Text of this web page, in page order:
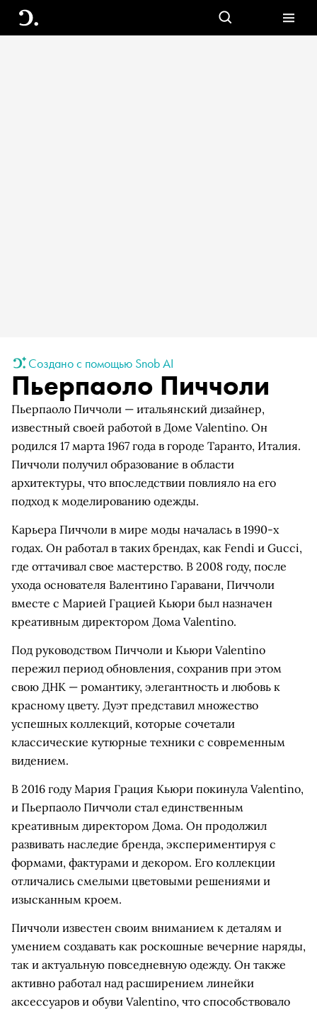
Создано с помощью Snob AI
Пьерпаоло Пиччоли
Пьерпаоло Пиччоли — итальянский дизайнер,
известный своей работой в Доме Valentino. Он
родился 17 марта 1967 года в городе Таранто, Италия.
Пиччоли получил образование в области
архитектуры, что впоследствии повлияло на его
подход к моделированию одежды.
Карьера Пиччоли в мире моды началась в 1990-х
годах. Он работал в таких брендах, как Fendi и Gucci,
где оттачивал свое мастерство. В 2008 году, после
ухода основателя Валентино Гаравани, Пиччоли
вместе с Марией Грацией Кьюри был назначен
креативным директором Дома Valentino.
Под руководством Пиччоли и Кьюри Valentino
пережил период обновления, сохранив при этом
свою ДНК — романтику, элегантность и любовь к
красному цвету. Дуэт представил множество
успешных коллекций, которые сочетали
классические кутюрные техники с современным
видением.
В 2016 году Мария Грация Кьюри покинула Valentino,
и Пьерпаоло Пиччоли стал единственным
креативным директором Дома. Он продолжил
развивать наследие бренда, экспериментируя с
формами, фактурами и декором. Его коллекции
отличались смелыми цветовыми решениями и
изысканным кроем.
Пиччоли известен своим вниманием к деталям и
умением создавать как роскошные вечерние наряды,
так и актуальную повседневную одежду. Он также
активно работал над расширением линейки
аксессуаров и обуви Valentino, что способствовало